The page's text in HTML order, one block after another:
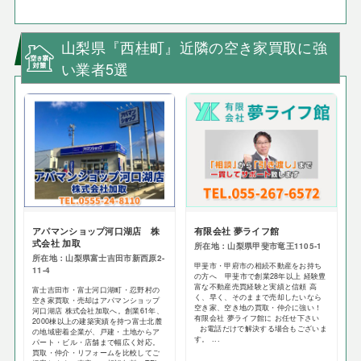
山梨県『西桂町』近隣の空き家買取に強
い業者5選
アパマンショップ河口湖店 株
式会社 加取
所在地：山梨県富士吉田市新西原2-
11-4
富士吉田市・富士河口湖町・忍野村の
空き家買取・売却はアパマンショップ
河口湖店 株式会社加取へ。創業61年、
2000棟以上の建築実績を持つ富士北麓
の地域密着企業が、戸建・土地からア
パート・ビル・店舗まで幅広く対応。
買取・仲介・リフォームを比較してご
有限会社 夢ライフ館
所在地：山梨県甲斐市竜王1105-1
甲斐市・甲府市の相続不動産をお持ち
の方へ 甲斐市で創業28年以上 経験豊
富な不動産売買経験と実績と信頼 高
く、早く、そのままで売却したいなら
空き家、空き地の買取・仲介に強い！
有限会社 夢ライフ館に お任せ下さい
お電話だけで解決する場合もございま
す。 ...